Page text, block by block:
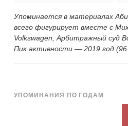
Упоминается в материалах
всего фигурирует вместе с
Volkswagen, Арбитражный суд
Пик активности — 2019 год (96
УПОМИНАНИЯ ПО ГОДАМ